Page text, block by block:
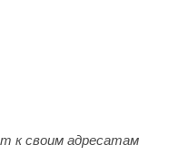
к своим адресатам